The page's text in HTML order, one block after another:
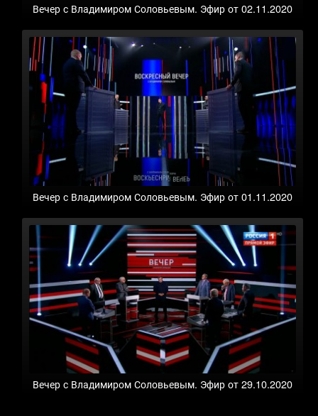
Вечер с Владимиром Соловьевым. Эфир от 02.11.2020
Вечер с Владимиром Соловьевым. Эфир от 01.11.2020
Вечер с Владимиром Соловьевым. Эфир от 29.10.2020